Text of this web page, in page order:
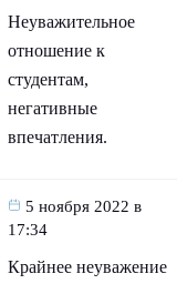
Неуважительное
отношение к
студентам,
негативные
впечатления.
5 ноября 2022 в
17:34
Крайнее неуважение